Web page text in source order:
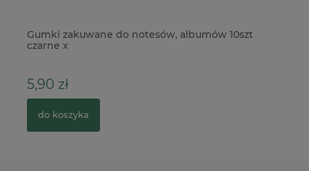
Gumki zakuwane do notesów, albumów 10szt
czarne x
5,90 zł
do koszyka